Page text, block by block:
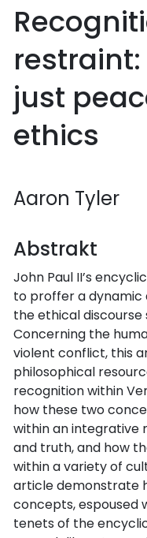
just
ethics
Aaron Tyler
Abstrakt
John Paul II’s
to proffer a
the ethical discourse
Concerning the
violent conflict, this
philosophical
recognition within
how these two
within an integrative
and truth, and how
within a variety of
article demonstrate
concepts, espoused
tenets of the